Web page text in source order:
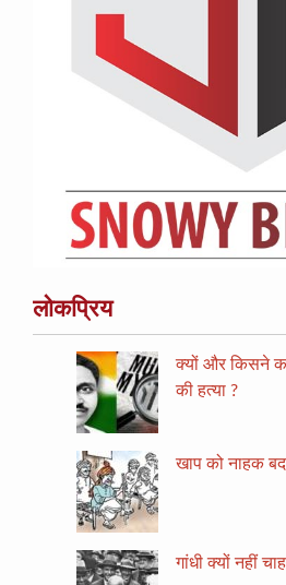
लोकप्रिय
क्यों और किसने
की हत्या ?
खाप को नाहक
गांधी क्यों नहीं